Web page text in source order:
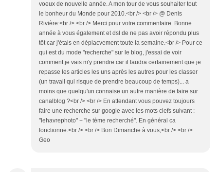
voeux de nouvelle année. A mon tour de vous souhaiter tout
le bonheur du Monde pour 2010.<br /> <br /> @ Denis
Rivière:<br /> <br /> Merci pour votre commentaire. Bonne
année à vous également et dsl de ne pas avoir répondu plus
tôt car j'étais en déplacvement toute la semaine.<br /> Pour ce
qui est du mode "recherche" sur le blog, j'essai de voir
comment je vais m'y prendre car il faudra certainement que je
repasse les articles les uns après les autres pour les classer
(un travail qui risque de prendre beaucoup de temps)... a
moins que quelqu'un connaise un autre manière de faire sur
canalblog ?<br /> <br /> En attendant vous pouvez toujours
faire une recherche sur google avec les mots clefs suivant :
"lehavrephoto" + "le tème recherché". En général ca
fonctionne.<br /> <br /> Bon Dimanche à vous,<br /> <br />
Geo